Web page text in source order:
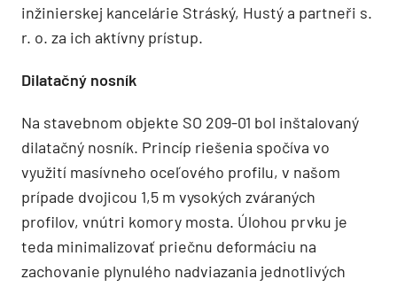
inžinierskej kancelárie Stráský, Hustý a partneři s.
r. o. za ich aktívny prístup.
Dilatačný nosník
Na stavebnom objekte SO 209-01 bol inštalovaný
dilatačný nosník. Princíp riešenia spočíva vo
využití masívneho oceľového profilu, v našom
prípade dvojicou 1,5 m vysokých zváraných
profilov, vnútri komory mosta. Úlohou prvku je
teda minimalizovať priečnu deformáciu na
zachovanie plynulého nadviazania jednotlivých